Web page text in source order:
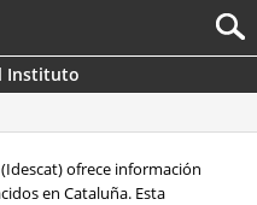
Instituto
ofrece información
en Cataluña. Esta